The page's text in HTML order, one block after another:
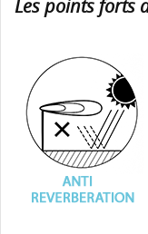
Les points forts